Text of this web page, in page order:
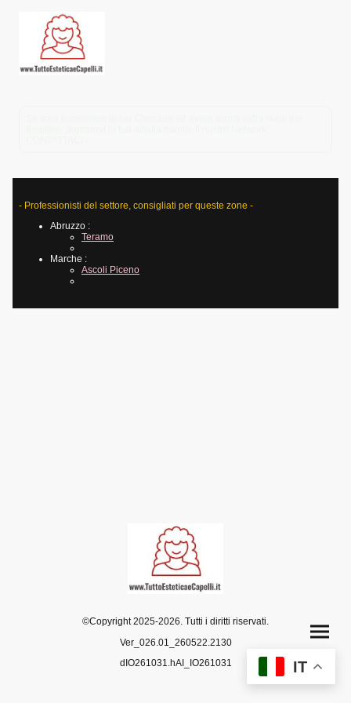
- Professionisti del settore, consigliati per queste zone -
Abruzzo :
Teramo
Marche :
Ascoli Piceno
©Copyright 2025-2026. Tutti i diritti riservati.
Ver_026.01_260522.2130
dIO261031.hAI_IO261031
IT